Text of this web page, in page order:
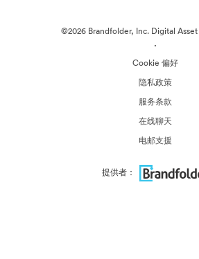
©2026 Brandfolder, Inc. Digital
·
Cookie 偏好
隐私政策
服务条款
在线聊天
电邮支援
提供者：